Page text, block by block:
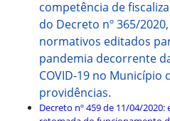
competência de
do Decreto nº 365/
normativos editados
pandemia decorrente
COVID-19 no Município
providências.
Decreto nº 459 de 11/04/